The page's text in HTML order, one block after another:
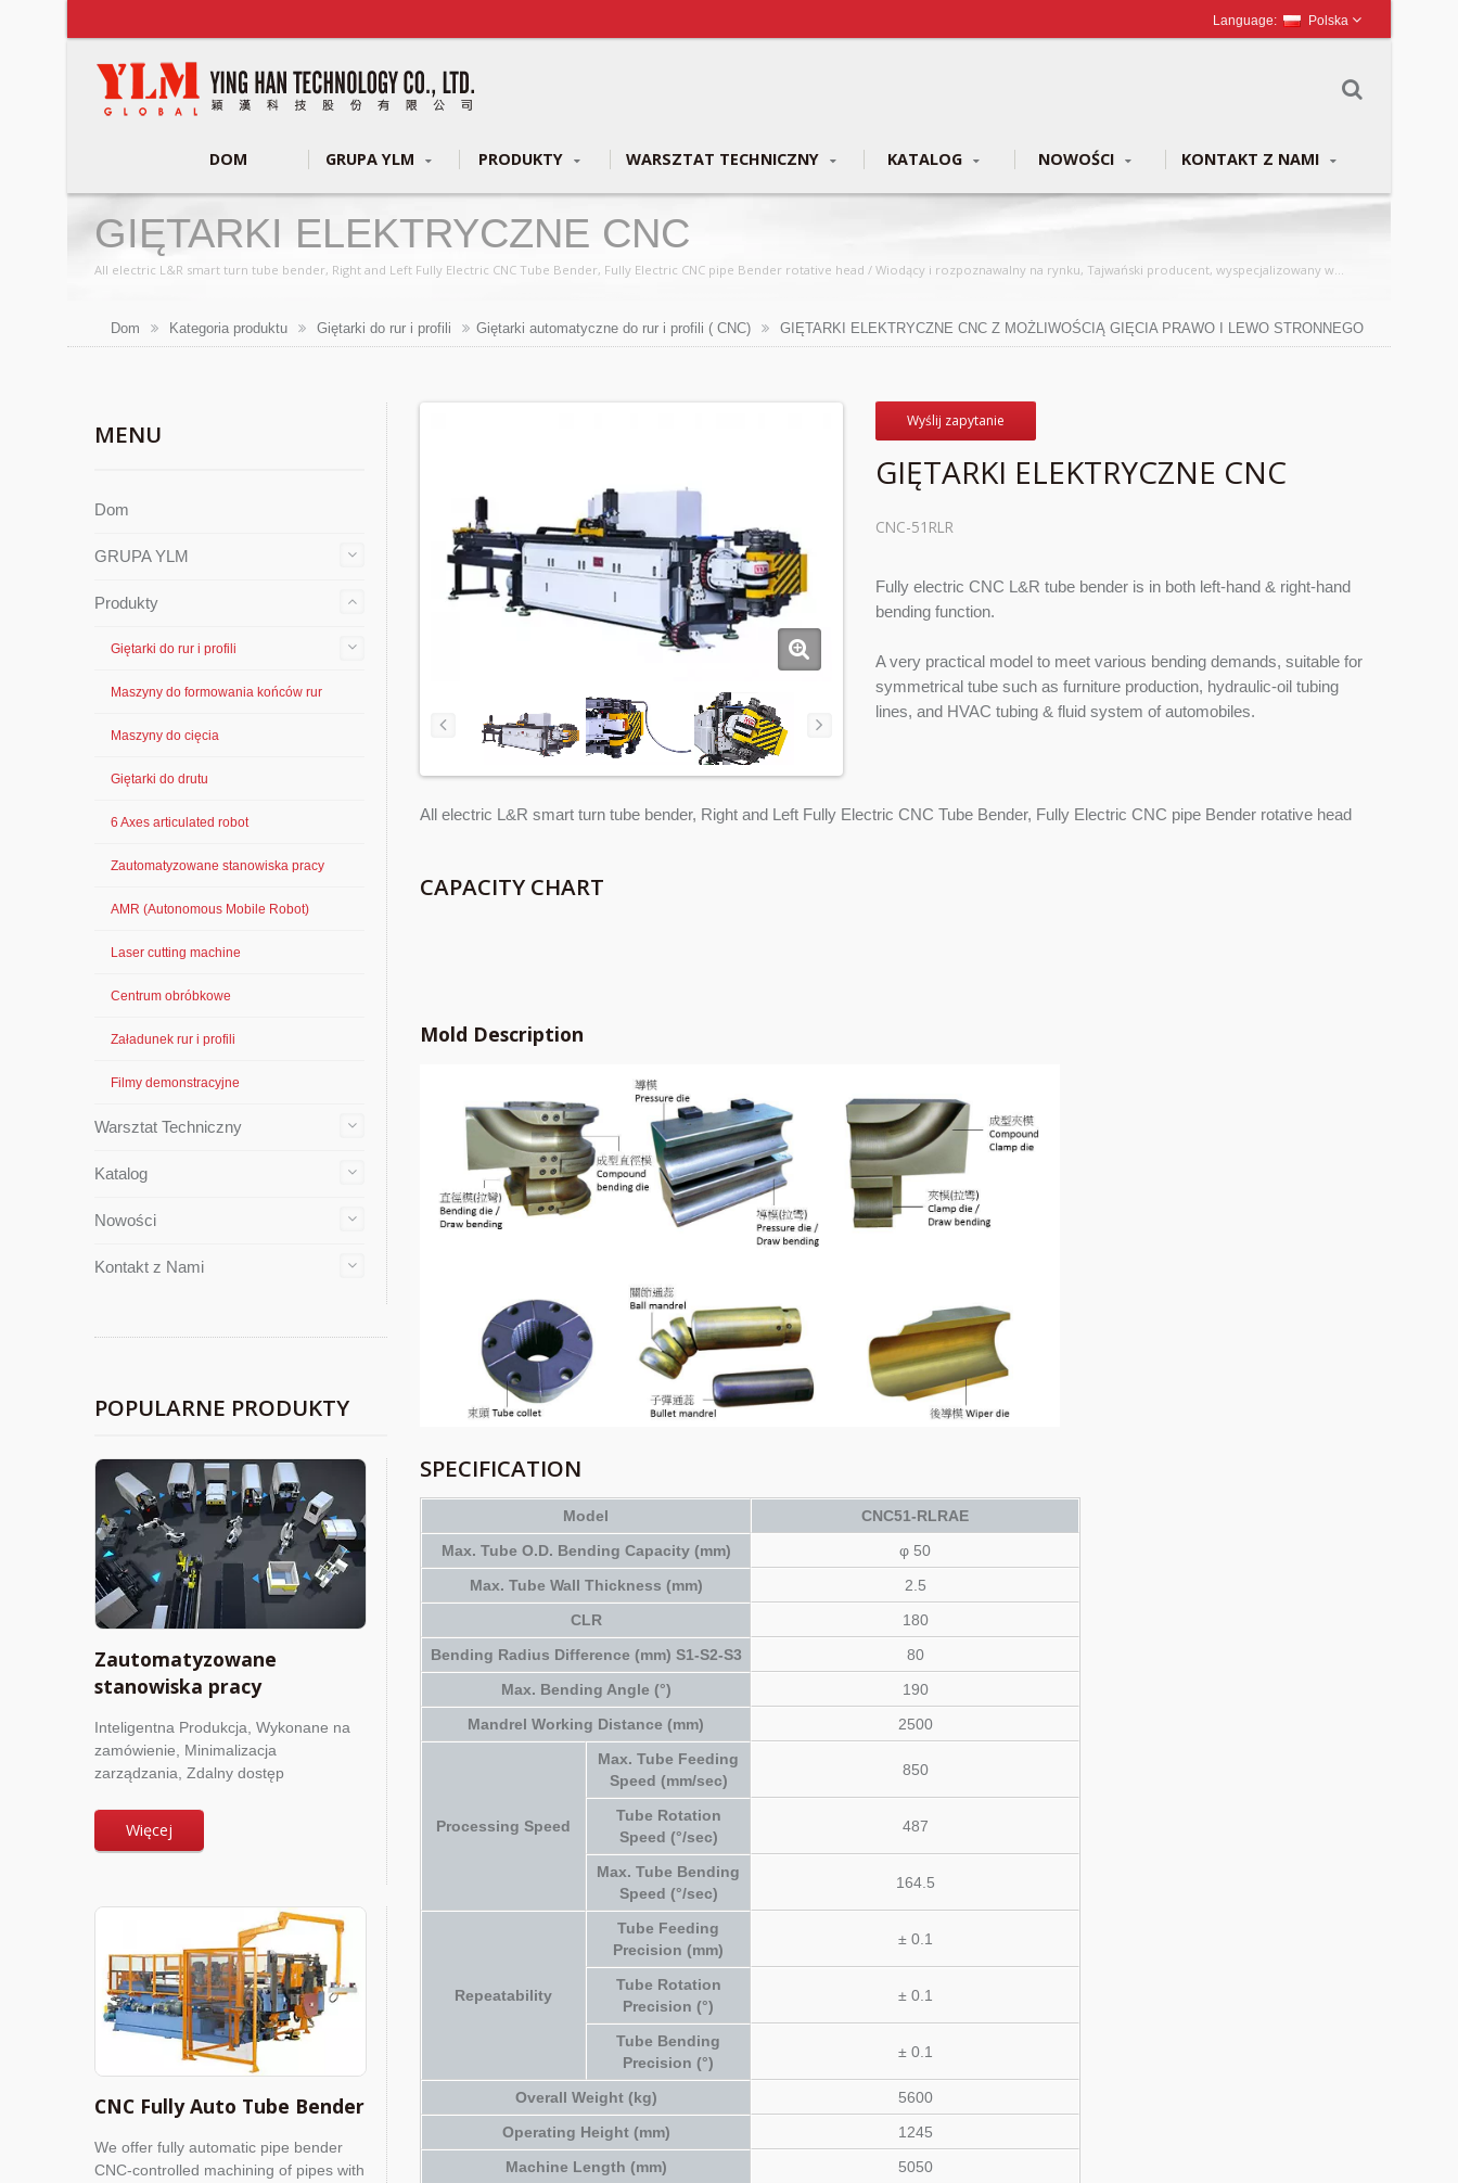
Polska
DOM GRUPA YLM PRODUKTY WARSZTAT TECHNICZNY KATALOG NOWOŚCI KONTAKT Z NAMI
GIĘTARKI ELEKTRYCZNE CNC
All electric L&R smart turn tube bender, Right and Left Fully Electric CNC Tube Bender, Fully Electric CNC pipe Bender rotative head / Wiodący i rozpoznawalny na rynku, Tajwański producent, wyspecjalizowany w
Dom Kategoria produktu Giętarki do rur i profili Giętarki automatyczne do rur i profili ( CNC) GIĘTARKI ELEKTRYCZNE CNC Z MOŻLIWOŚCIĄ GIĘCIA PRAWO I LEWO STRONNEGO
MENU
Dom
GRUPA YLM
Produkty
Giętarki do rur i profili
Maszyny do formowania końców rur
Maszyny do cięcia
Giętarki do drutu
6 Axes articulated robot
Zautomatyzowane stanowiska pracy
AMR (Autonomous Mobile Robot)
Laser cutting machine
Centrum obróbkowe
Załadunek rur i profili
Filmy demonstracyjne
Warsztat Techniczny
Katalog
Nowości
Kontakt z Nami
POPULARNE PRODUKTY
Zautomatyzowane
stanowiska pracy
Inteligentna Produkcja, Wykonane na
zamówienie, Minimalizacja
zarządzania, Zdalny dostęp
Więcej
CNC Fully Auto Tube Bender
We offer fully automatic pipe bender
CNC-controlled machining of pipes with
Wyślij zapytanie
GIĘTARKI ELEKTRYCZNE CNC
CNC-51RLR
Fully electric CNC L&R tube bender is in both left-hand & right-hand
bending function.
A very practical model to meet various bending demands, suitable for
symmetrical tube such as furniture production, hydraulic-oil tubing
lines, and HVAC tubing & fluid system of automobiles.
All electric L&R smart turn tube bender, Right and Left Fully Electric CNC Tube Bender, Fully Electric CNC pipe Bender rotative head
CAPACITY CHART
Mold Description
SPECIFICATION
Model
CNC51-RLRAE
Max. Tube O.D. Bending Capacity (mm)
φ 50
Max. Tube Wall Thickness (mm)
2.5
CLR
180
Bending Radius Difference (mm) S1-S2-S3
80
Max. Bending Angle (°)
190
Mandrel Working Distance (mm)
2500
Processing Speed
Max. Tube Feeding
Speed (mm/sec)
850
Tube Rotation
Speed (°/sec)
487
Max. Tube Bending
Speed (°/sec)
164.5
Repeatability
Tube Feeding
Precision (mm)
± 0.1
Tube Rotation
Precision (°)
± 0.1
Tube Bending
Precision (°)
± 0.1
Overall Weight (kg)
5600
Operating Height (mm)
1245
Machine Length (mm)
5050